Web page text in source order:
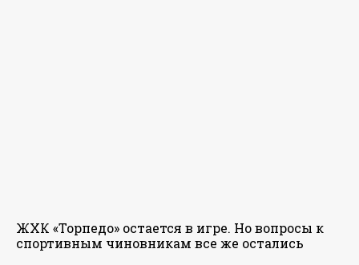
ЖХК «Торпедо» остается в игре. Но вопросы к
спортивным чиновникам все же остались